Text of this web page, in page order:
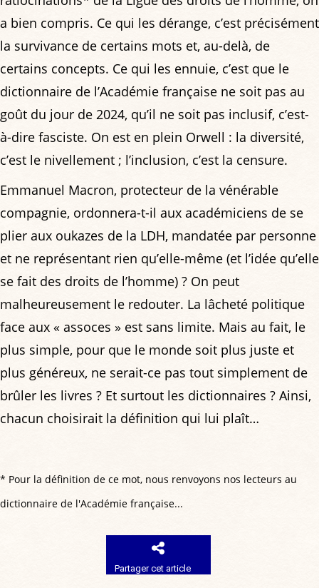
a bien compris. Ce qui les dérange, c’est précisément
la survivance de certains mots et, au-delà, de
certains concepts. Ce qui les ennuie, c’est que le
dictionnaire de l’Académie française ne soit pas au
goût du jour de 2024, qu’il ne soit pas inclusif, c’est-
à-dire fasciste. On est en plein Orwell : la diversité,
c’est le nivellement ; l’inclusion, c’est la censure.
Emmanuel Macron, protecteur de la vénérable
compagnie, ordonnera-t-il aux académiciens de se
plier aux oukazes de la LDH, mandatée par personne
et ne représentant rien qu’elle-même (et l’idée qu’elle
se fait des droits de l’homme) ? On peut
malheureusement le redouter. La lâcheté politique
face aux « assoces » est sans limite. Mais au fait, le
plus simple, pour que le monde soit plus juste et
plus généreux, ne serait-ce pas tout simplement de
brûler les livres ? Et surtout les dictionnaires ? Ainsi,
chacun choisirait la définition qui lui plaît…
* Pour la définition de ce mot, nous renvoyons nos lecteurs au
dictionnaire de l'Académie française...
Partager cet article